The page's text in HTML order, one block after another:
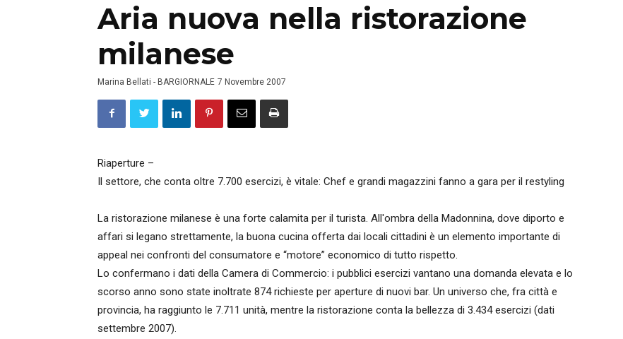
Aria nuova nella ristorazione
milanese
Marina Bellati - BARGIORNALE 7 Novembre 2007
Riaperture –
Il settore, che conta oltre 7.700 esercizi, è vitale: Chef e grandi magazzini fanno a gara per il restyling
La ristorazione milanese è una forte calamita per il turista. All'ombra della Madonnina, dove diporto e
affari si legano strettamente, la buona cucina offerta dai locali cittadini è un elemento importante di
appeal nei confronti del consumatore e “motore” economico di tutto rispetto.
Lo confermano i dati della Camera di Commercio: i pubblici esercizi vantano una domanda elevata e lo
scorso anno sono state inoltrate 874 richieste per aperture di nuovi bar. Un universo che, fra città e
provincia, ha raggiunto le 7.711 unità, mentre la ristorazione conta la bellezza di 3.434 esercizi (dati
settembre 2007).